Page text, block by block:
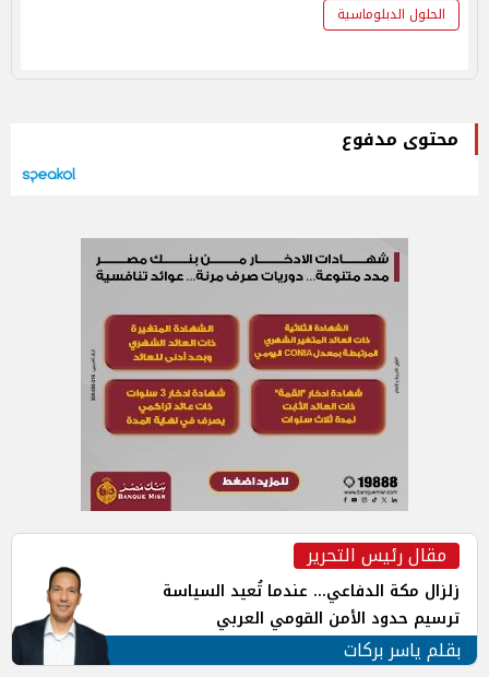
الحلول الدبلوماسية
محتوى مدفوع
مقال رئيس التحرير
زلزال مكة الدفاعي... عندما تُعيد السياسة
ترسيم حدود الأمن القومي العربي
بقلم ياسر بركات